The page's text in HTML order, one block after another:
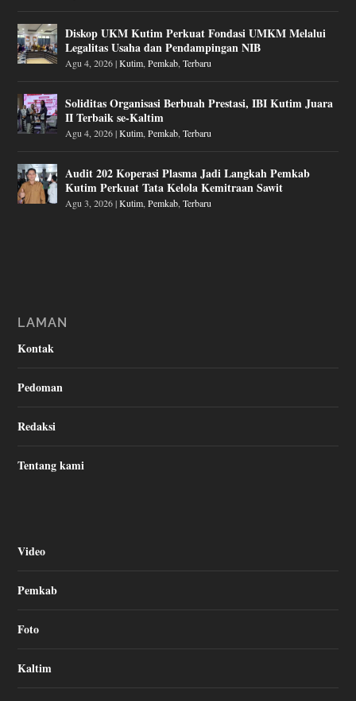
Diskop UKM Kutim Perkuat Fondasi UMKM Melalui
Legalitas Usaha dan Pendampingan NIB
Agu 4, 2026|Kutim ,Pemkab ,Terbaru
Soliditas Organisasi Berbuah Prestasi, IBI Kutim Juara
II Terbaik se-Kaltim
Agu 4, 2026|Kutim ,Pemkab ,Terbaru
Audit 202 Koperasi Plasma Jadi Langkah Pemkab
Kutim Perkuat Tata Kelola Kemitraan Sawit
Agu 3, 2026|Kutim ,Pemkab ,Terbaru
LAMAN
Kontak
Pedoman
Redaksi
Tentang kami
Video
Pemkab
Foto
Kaltim